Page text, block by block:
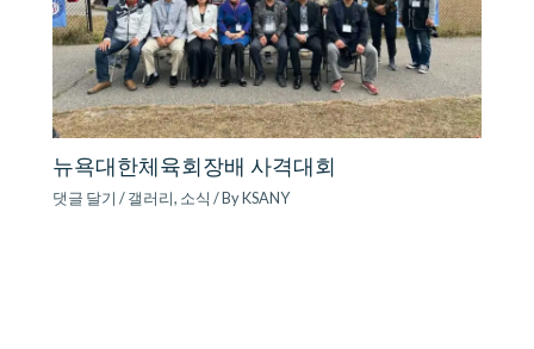
뉴욕대한체육회장배 사격대회
댓글 달기 /갤러리, 소식 / ByKSANY